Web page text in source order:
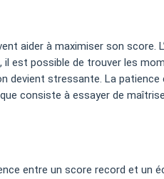
aider à maximiser son score.
est possible de trouver les
devient stressante. La
consiste à essayer de
entre un score record et un